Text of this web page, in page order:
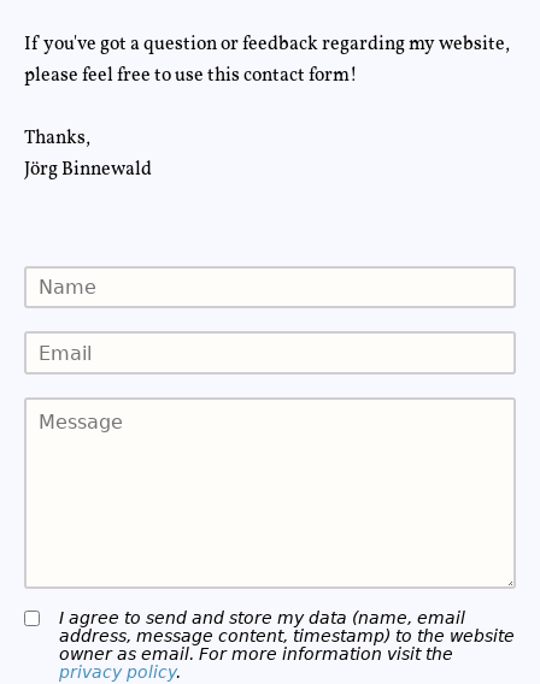
If you've got a question or feedback regarding my website,
please feel free to use this contact form!
Thanks,
Jörg Binnewald
I agree to send and store my data (name, email
address, message content, timestamp) to the website
owner as email. For more information visit the
privacy policy.